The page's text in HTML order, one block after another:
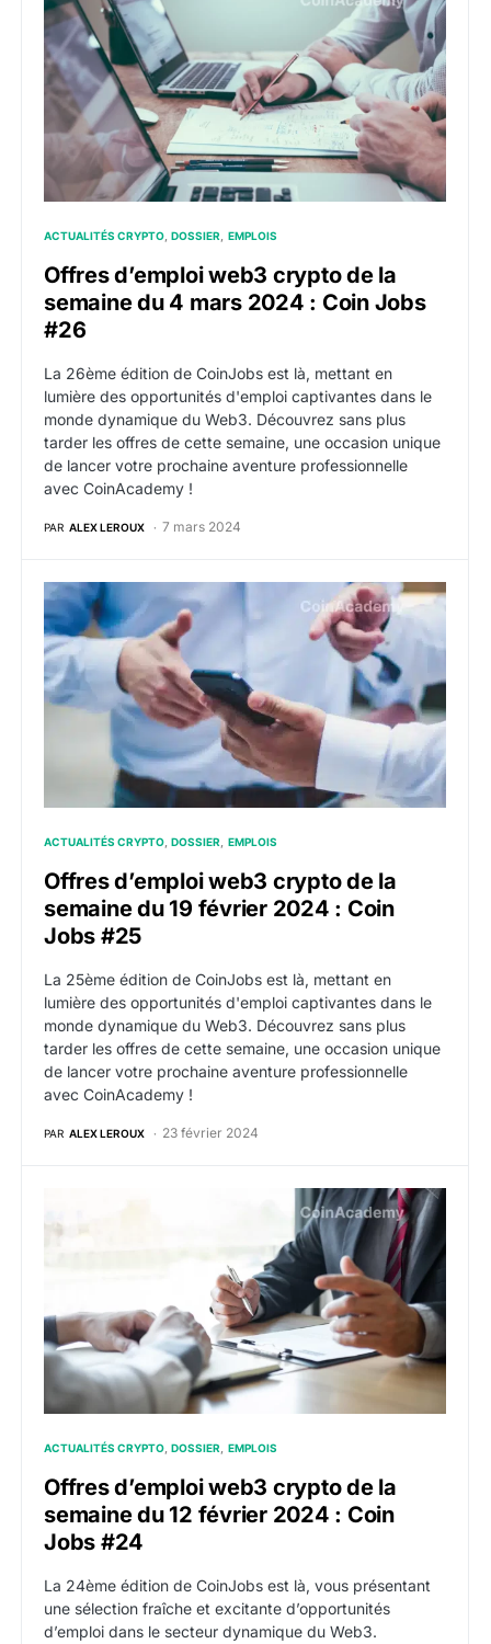
ACTUALITÉS CRYPTO DOSSIER EMPLOIS
Offres d’emploi web3 crypto de la
semaine du 4 mars 2024 : Coin Jobs
#26
La 26ème édition de CoinJobs est là, mettant en
lumière des opportunités d'emploi captivantes dans le
monde dynamique du Web3. Découvrez sans plus
tarder les offres de cette semaine, une occasion unique
de lancer votre prochaine aventure professionnelle
avec CoinAcademy !
PAR ALEX LEROUX 7 mars 2024
Offres d’emploi web3 crypto de la semaine du 19
ACTUALITÉS CRYPTO DOSSIER EMPLOIS
Offres d’emploi web3 crypto de la
semaine du 19 février 2024 : Coin
Jobs #25
La 25ème édition de CoinJobs est là, mettant en
lumière des opportunités d'emploi captivantes dans le
monde dynamique du Web3. Découvrez sans plus
tarder les offres de cette semaine, une occasion unique
de lancer votre prochaine aventure professionnelle
avec CoinAcademy !
PAR ALEX LEROUX 23 février 2024
Offres d’emploi web3 crypto de la semaine du 12
ACTUALITÉS CRYPTO DOSSIER EMPLOIS
Offres d’emploi web3 crypto de la
semaine du 12 février 2024 : Coin
Jobs #24
La 24ème édition de CoinJobs est là, vous présentant
une sélection fraîche et excitante d’opportunités
d’emploi dans le secteur dynamique du Web3.